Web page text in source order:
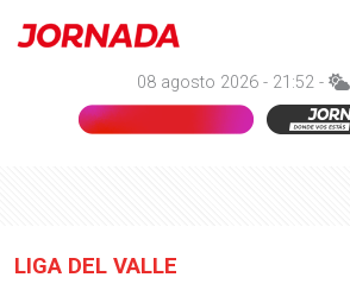
08 agosto 2026 - 21:52 -
LIGA DEL VALLE